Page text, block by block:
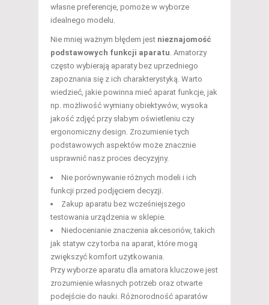
własne preferencje, pomoże w wyborze
idealnego modelu.
Nie mniej ważnym błędem jest nieznajomość
podstawowych funkcji aparatu. Amatorzy
często wybierają aparaty bez uprzedniego
zapoznania się z ich charakterystyką. Warto
wiedzieć, jakie powinna mieć aparat funkcje, jak
np. możliwość wymiany obiektywów, wysoka
jakość zdjęć przy słabym oświetleniu czy
ergonomiczny design. Zrozumienie tych
podstawowych aspektów może znacznie
usprawnić nasz proces decyzyjny.
Nie porównywanie różnych modeli i ich
funkcji przed podjęciem decyzji.
Zakup aparatu bez wcześniejszego
testowania urządzenia w sklepie.
Niedocenianie znaczenia akcesoriów, takich
jak statyw czy torba na aparat, które mogą
zwiększyć komfort użytkowania.
Przy wyborze aparatu dla amatora kluczowe jest
zrozumienie własnych potrzeb oraz otwarte
podejście do nauki. Różnorodność aparatów